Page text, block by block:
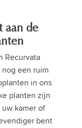
aan de
Recurvata
een ruim
in ons
planten zijn
kamer of
bent